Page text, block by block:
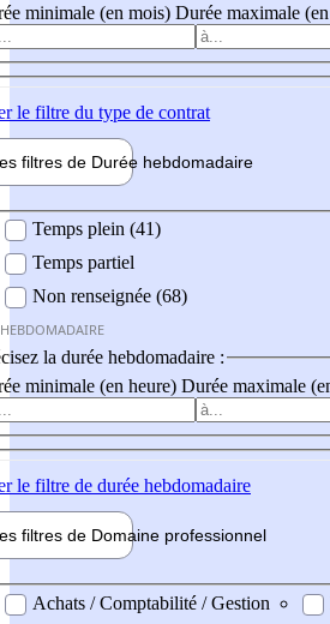
minimale (en mois) Durée maximale
le filtre du type de contrat
filtres de Durée hebdomadaire
Temps plein (41)
Temps partiel
Non renseignée (68)
la durée hebdomadaire :
minimale (en heure) Durée maximale
le filtre de durée hebdomadaire
filtres de Domaine professionnel
professionel
Achats / Comptabilité / Gestion